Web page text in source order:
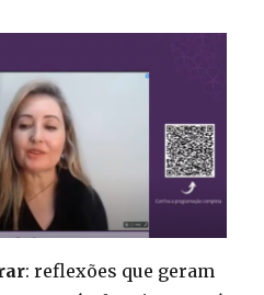
: reflexões que geram